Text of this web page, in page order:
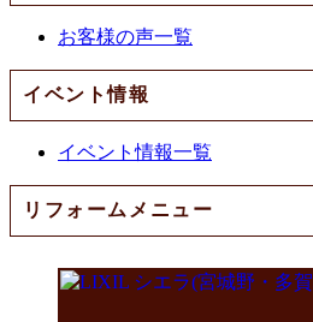
お客様の声一覧
イベント情報
イベント情報一覧
リフォームメニュー